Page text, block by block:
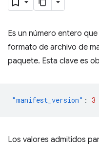
Es un número entero
formato de archivo de
paquete. Esta clave es
"manifest_version" : 3
Los valores admitidos